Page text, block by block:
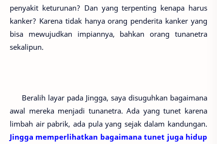
penyakit keturunan? Dan yang terpenting kenapa harus
kanker? Karena tidak hanya orang penderita kanker yang
bisa mewujudkan impiannya, bahkan orang tunanetra
sekalipun.
Beralih layar pada Jingga, saya disuguhkan bagaimana
awal mereka menjadi tunanetra. Ada yang tunet karena
limbah air pabrik, ada pula yang sejak dalam kandungan.
Jingga memperlihatkan bagaimana tunet juga hidup